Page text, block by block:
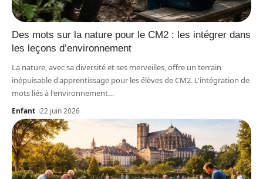
Des mots sur la nature pour le CM2 : les intégrer dans
les leçons d’environnement
La nature, avec sa diversité et ses merveilles, offre un terrain
inépuisable d'apprentissage pour les élèves de CM2. L'intégration de
mots liés à l'environnement…
Enfant 22 juin 2026